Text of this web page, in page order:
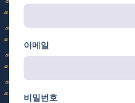
이메일
비밀번호